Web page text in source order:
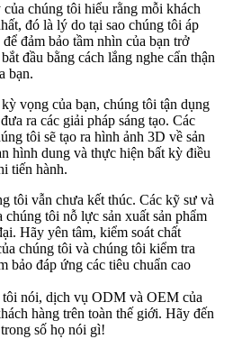
chúng tôi hiểu rằng mỗi khách
đó là lý do tại sao chúng tôi áp
đảm bảo tầm nhìn của bạn trở
đầu bằng cách lắng nghe cẩn thận
bạn.
vọng của bạn, chúng tôi tận dụng
ra các giải pháp sáng tạo. Các
tôi sẽ tạo ra hình ảnh 3D về sản
hình dung và thực hiện bất kỳ điều
tiến hành.
tôi vẫn chưa kết thúc. Các kỹ sư và
tôi nỗ lực sản xuất sản phẩm
Hãy yên tâm, kiểm soát chất
chúng tôi và chúng tôi kiểm tra
bảo đáp ứng các tiêu chuẩn cao
nói, dịch vụ ODM và OEM của
hàng trên toàn thế giới. Hãy đến
số họ nói gì!